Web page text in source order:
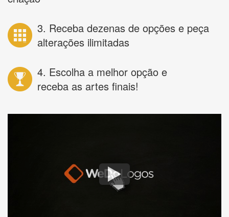
3. Receba dezenas de opções e peça
alterações ilimitadas
4. Escolha a melhor opção e
receba as artes finais!